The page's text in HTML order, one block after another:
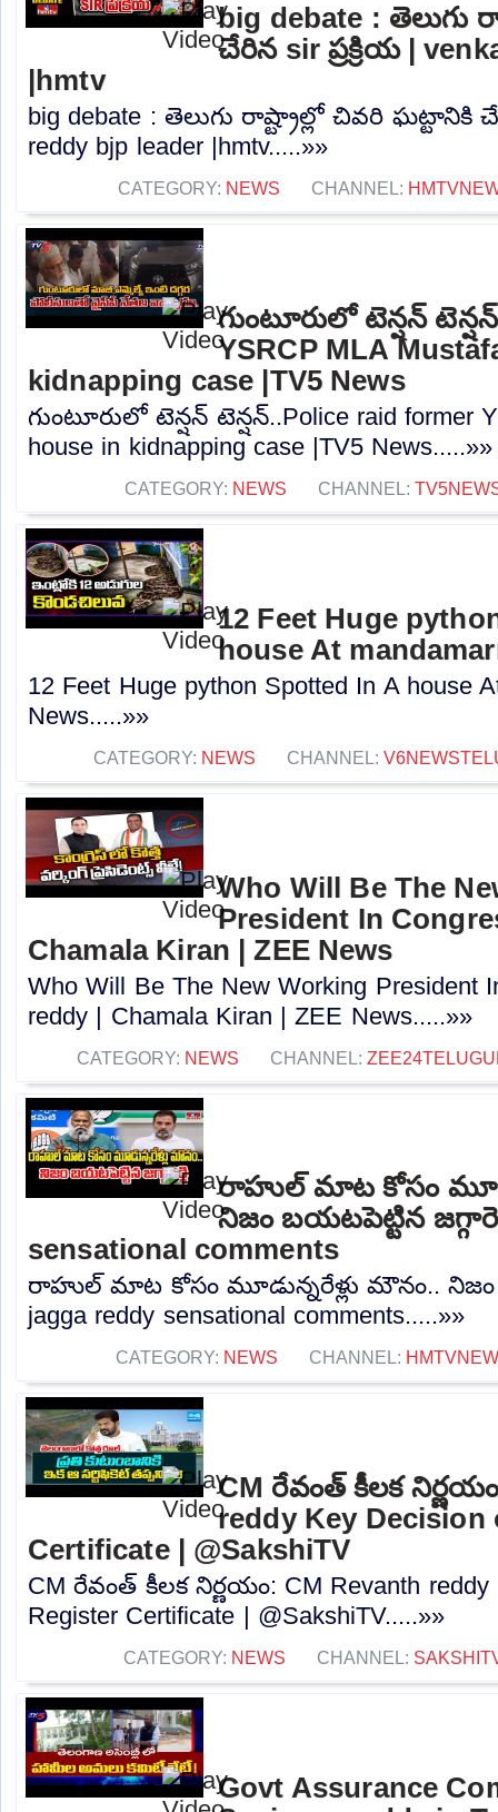
big debate : తెలుగు
చేరిన sir ప్రక్రియ |
|hmtv
big debate : తెలుగు రాష్ట్రాల్లో చివరి ఘట్టానికి
reddy bjp leader |hmtv.....»»
CATEGORY: NEWS CHANNEL:
గుంటూరులో టెన్షన్
YSRCP MLA
kidnapping case |TV5 News
గుంటూరులో టెన్షన్ టెన్షన్..Police raid former
house in kidnapping case |TV5 News.....»»
CATEGORY: NEWS CHANNEL:
12 Feet Huge
house At
12 Feet Huge python Spotted In A house
News.....»»
CATEGORY: NEWS CHANNEL:
Who Will Be The
President In
Chamala Kiran | ZEE News
Who Will Be The New Working President
reddy | Chamala Kiran | ZEE News.....»»
CATEGORY: NEWS CHANNEL:
రాహుల్ మాట కోసం
నిజం బయటపెట్టిన
sensational comments
రాహుల్ మాట కోసం మూడున్నరేళ్లు మౌనం.. నిజం
jagga reddy sensational comments.....»»
CATEGORY: NEWS CHANNEL:
CM రేవంత్ కీలక
reddy Key Decision
Certificate | @SakshiTV
CM రేవంత్ కీలక నిర్ణయం: CM Revanth reddy
Register Certificate | @SakshiTV.....»»
CATEGORY: NEWS CHANNEL:
Govt Assurance